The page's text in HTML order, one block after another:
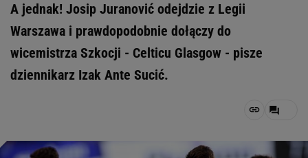
A jednak! Josip Juranović odejdzie z Legii
Warszawa i prawdopodobnie dołączy do
wicemistrza Szkocji - Celticu Glasgow - pisze
dziennikarz Izak Ante Sucić.